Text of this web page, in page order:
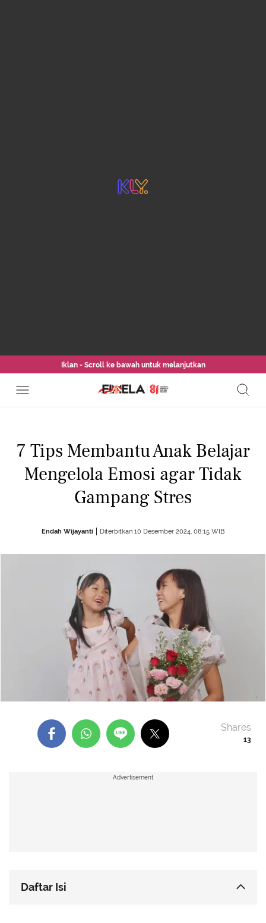
Iklan - Scroll ke bawah untuk melanjutkan
7 Tips Membantu Anak Belajar
Mengelola Emosi agar Tidak
Gampang Stres
Endah Wijayanti Diterbitkan 10 Desember 2024, 08:15 WIB
13
Shares
Advertisement
Daftar Isi